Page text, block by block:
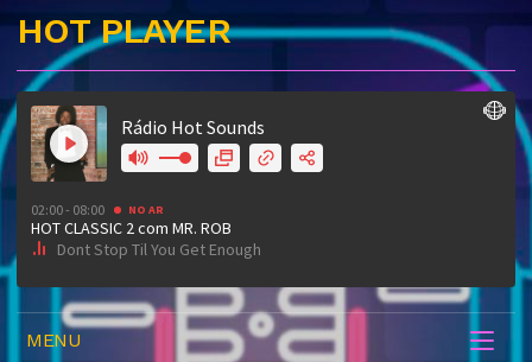
HOT PLAYER
MENU